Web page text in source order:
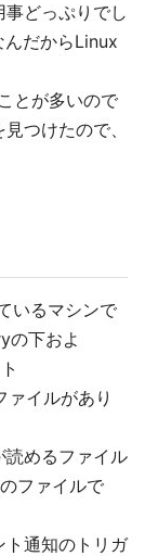
事どっぷりでし
だからLinux
とが多いので
つけたので、
いるマシンで
下およ
イルがあり
読めるファイル
ファイルで
通知のトリガ